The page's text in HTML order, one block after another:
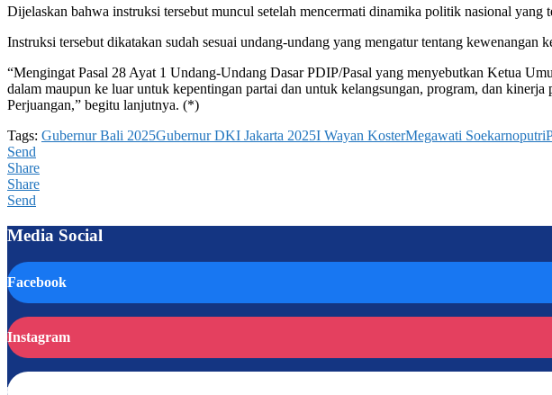
Dijelaskan bahwa instruksi tersebut muncul setelah mencermati dinamika politik nasional
Instruksi tersebut dikatakan sudah sesuai undang-undang yang mengatur tentang kewenangan
“Mengingat Pasal 28 Ayat 1 Undang-Undang Dasar PDIP/Pasal yang menyebutkan Ketua
dalam maupun ke luar untuk kepentingan partai dan untuk kelangsungan, program, dan
Perjuangan,” begitu lanjutnya. (*)
Tags: Gubernur Bali 2025Gubernur DKI Jakarta 2025I Wayan KosterMegawati Soekarnoputri
Send
Share
Share
Send
Media Social
Facebook
Instagram